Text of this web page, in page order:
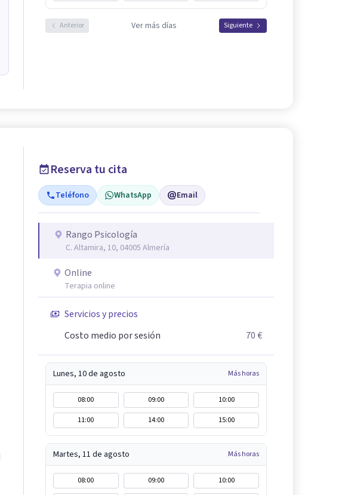
Anterior Ver más días Siguiente
Reserva tu cita
Teléfono WhatsApp Email
Rango Psicología
C. Altamira, 10, 04005 Almería
Online
Terapia online
Servicios y precios
Costo medio por sesión
70 €
Lunes, 10 de agosto Más horas
08:00 09:00
10:00
11:00
14:00 15:00
Martes, 11 de agosto Más horas
08:00 09:00
10:00